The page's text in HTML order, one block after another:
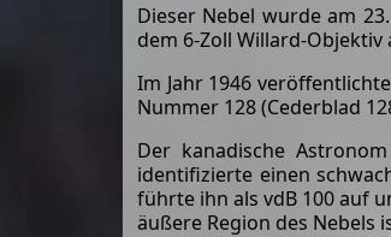
Dieser Nebel wurde am
dem 6-Zoll Willard-
Im Jahr 1946
Nummer 128 (Cederblad
Der kanadische
identifizierte einen
führte ihn als vdB 100 auf
äußere Region des Nebels